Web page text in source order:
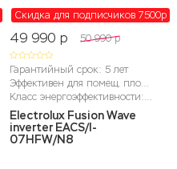
Скидка для подписчиков 7500p
49 990 p 50 990 p
Гарантийный срок: 5 лет
Эффективен для помещ. площадью до (м2): до 22м2
Класс энергоэффективности: А++
Electrolux Fusion Wave
inverter EACS/I-
07HFW/N8